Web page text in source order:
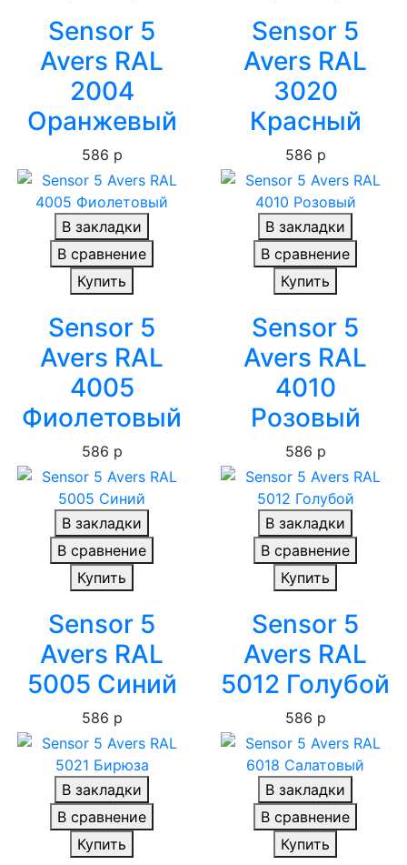
Sensor 5
Avers RAL
2004
Оранжевый
586 р
Sensor 5
Avers RAL
3020
Красный
586 р
В закладки
В сравнение
Купить
Sensor 5
Avers RAL
4005
Фиолетовый
586 р
В закладки
В сравнение
Купить
Sensor 5
Avers RAL
4010
Розовый
586 р
В закладки
В сравнение
Купить
Sensor 5
Avers RAL
5005 Синий
586 р
В закладки
В сравнение
Купить
Sensor 5
Avers RAL
5012 Голубой
586 р
В закладки
В сравнение
Купить
В закладки
В сравнение
Купить